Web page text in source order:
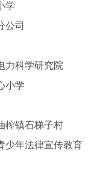
学
公司
力科学研究院
小学
榨镇石梯子村
少年法律宣传教育